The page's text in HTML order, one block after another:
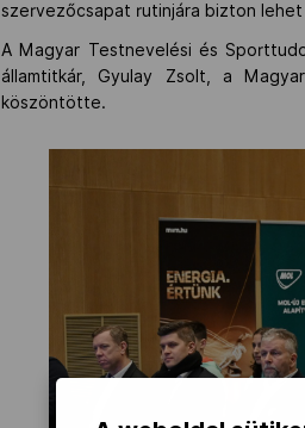
szervezőcsapat rutinjára bizton lehet
A Magyar Testnevelési és
államtitkár, Gyulay Zsolt, a
köszöntötte.